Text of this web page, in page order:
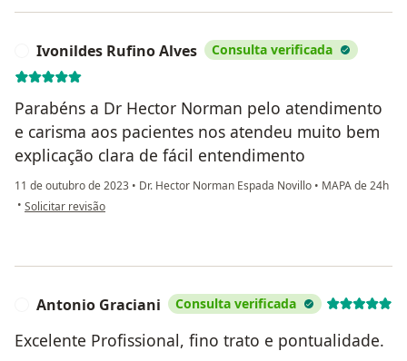
Ivonildes Rufino Alves Consulta verificada
Parabéns a Dr Hector Norman pelo atendimento
e carisma aos pacientes nos atendeu muito bem
explicação clara de fácil entendimento
11 de outubro de 2023 • Dr. Hector Norman Espada Novillo • MAPA de 24h
• na opinião do utilizador Ivonildes Rufino Alves
Solicitar revisão
Antonio Graciani Consulta verificada
Excelente Profissional, fino trato e pontualidade.